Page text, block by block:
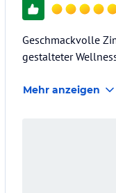
Geschmackvolle
gestalteter
Mehr anzeigen